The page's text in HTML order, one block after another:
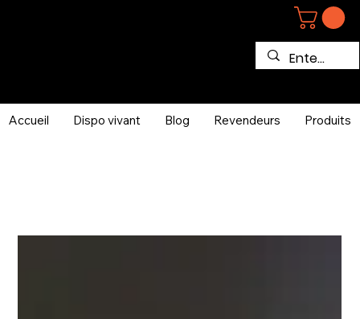
Accueil Dispo vivant Blog Revendeurs Produits